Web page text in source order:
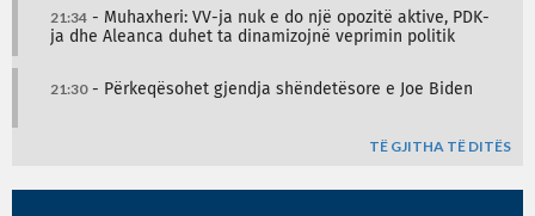
21:34 - Muhaxheri: VV-ja nuk e do një opozitë aktive, PDK-
ja dhe Aleanca duhet ta dinamizojnë veprimin politik
21:30- Përkeqësohet gjendja shëndetësore e Joe Biden
TË GJITHA TË DITËS